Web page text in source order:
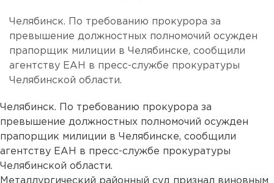
Челябинск. По требованию прокурора за
превышение должностных полномочий осужден
прапорщик милиции в Челябинске, сообщили
агентству ЕАН в пресс-службе прокуратуры
Челябинской области.
Челябинск. По требованию прокурора за
превышение должностных полномочий осужден
прапорщик милиции в Челябинске, сообщили
агентству ЕАН в пресс-службе прокуратуры
Челябинской области.
Металлургический районный суд признал виновным